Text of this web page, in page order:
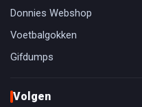
Donnies Webshop
Voetbalgokken
Gifdumps
Volgen